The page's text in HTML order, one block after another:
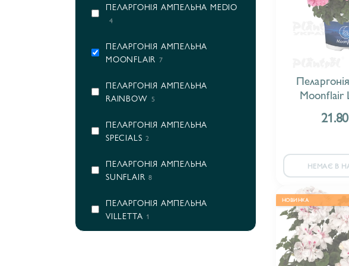
ПЕЛАРГОНІЯ АМПЕЛЬНА MEDIO
4
ПЕЛАРГОНІЯ АМПЕЛЬНА
MOONFLAIR 7
ПЕЛАРГОНІЯ АМПЕЛЬНА
RAINBOW 5
ПЕЛАРГОНІЯ АМПЕЛЬНА
SPECIALS 2
ПЕЛАРГОНІЯ АМПЕЛЬНА
SUNFLAIR 8
ПЕЛАРГОНІЯ АМПЕЛЬНА
VILLETTA 1
Moonflair
НЕМАЄ В
НОВИНКА